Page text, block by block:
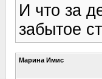
И что за
забытое
Марина Имис